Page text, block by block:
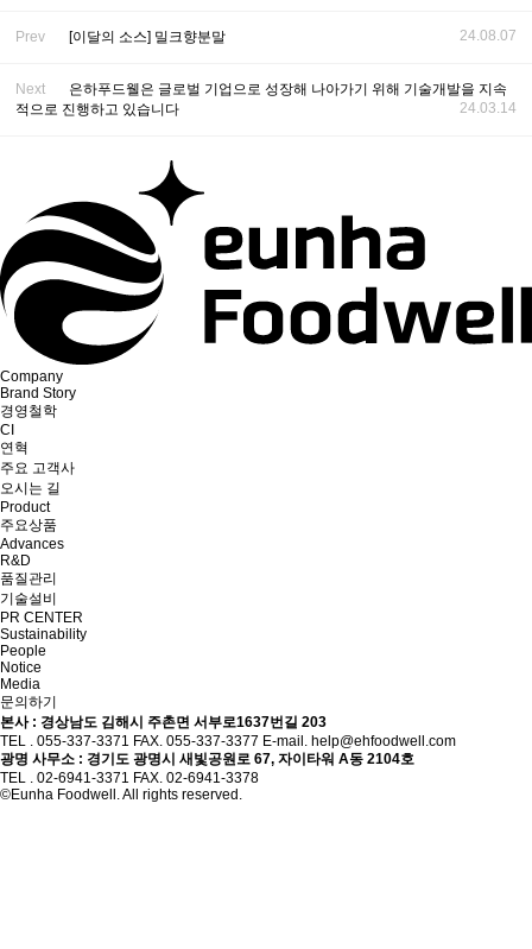
Prev [이달의 소스] 밀크향분말 24.08.07
Next
은하푸드웰은 글로벌 기업으로 성장해 나아가기 위해 기술개발을 지속
적으로 진행하고 있습니다
24.03.14
Company
Brand Story
경영철학
CI
연혁
주요 고객사
오시는 길
Product
주요상품
Advances
R&D
품질관리
기술설비
PR CENTER
Sustainability
People
Notice
Media
문의하기
본사 : 경상남도 김해시 주촌면 서부로1637번길 203
TEL . 055-337-3371 FAX. 055-337-3377 E-mail. help@ehfoodwell.com
광명 사무소 : 경기도 광명시 새빛공원로 67, 자이타워 A동 2104호
TEL . 02-6941-3371 FAX. 02-6941-3378
©Eunha Foodwell. All rights reserved.